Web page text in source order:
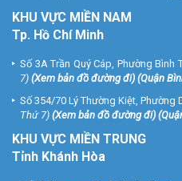
KHU VỰC MIỀN NAM
Tp. Hồ Chí Minh
Số 3A Trần Quý Cáp, Phường Bình
7) (Xem bản đồ đường đi) (Quận
Số 354/70 Lý Thường Kiệt, Phường
Thứ 7) (Xem bản đồ đường đi)
KHU VỰC MIỀN TRUNG
Tỉnh Khánh Hòa